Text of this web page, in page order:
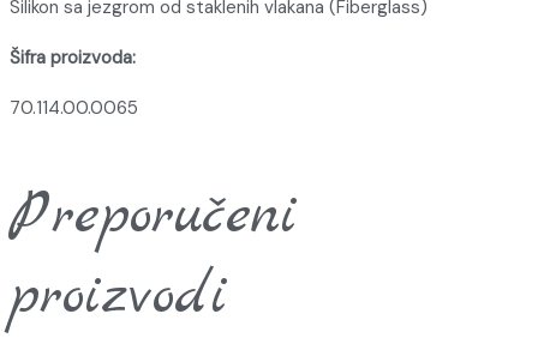
Silikon sa jezgrom od staklenih vlakana (Fiberglass)
Šifra proizvoda:
70.114.00.0065
Preporučeni
proizvodi